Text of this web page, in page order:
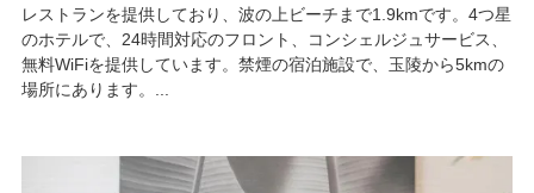
レストランを提供しており、波の上ビーチまで1.9kmです。4つ星
のホテルで、24時間対応のフロント、コンシェルジュサービス、
無料WiFiを提供しています。禁煙の宿泊施設で、玉陵から5kmの
場所にあります。...